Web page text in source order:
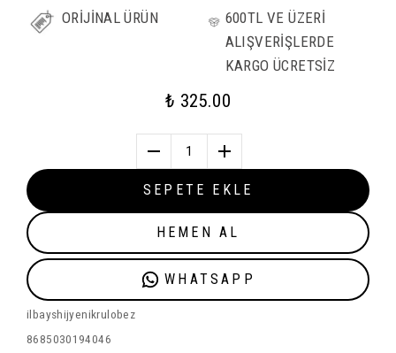
ORİJİNAL ÜRÜN
600TL VE ÜZERİ
ALIŞVERİŞLERDE
KARGO ÜCRETSİZ
₺ 325.00
1
SEPETE EKLE
HEMEN AL
WHATSAPP
ilbayshijyenikrulobez
8685030194046